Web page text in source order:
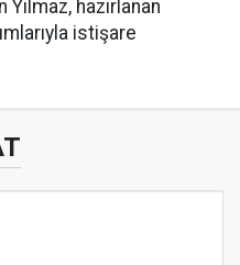
hazırlanan
istişare